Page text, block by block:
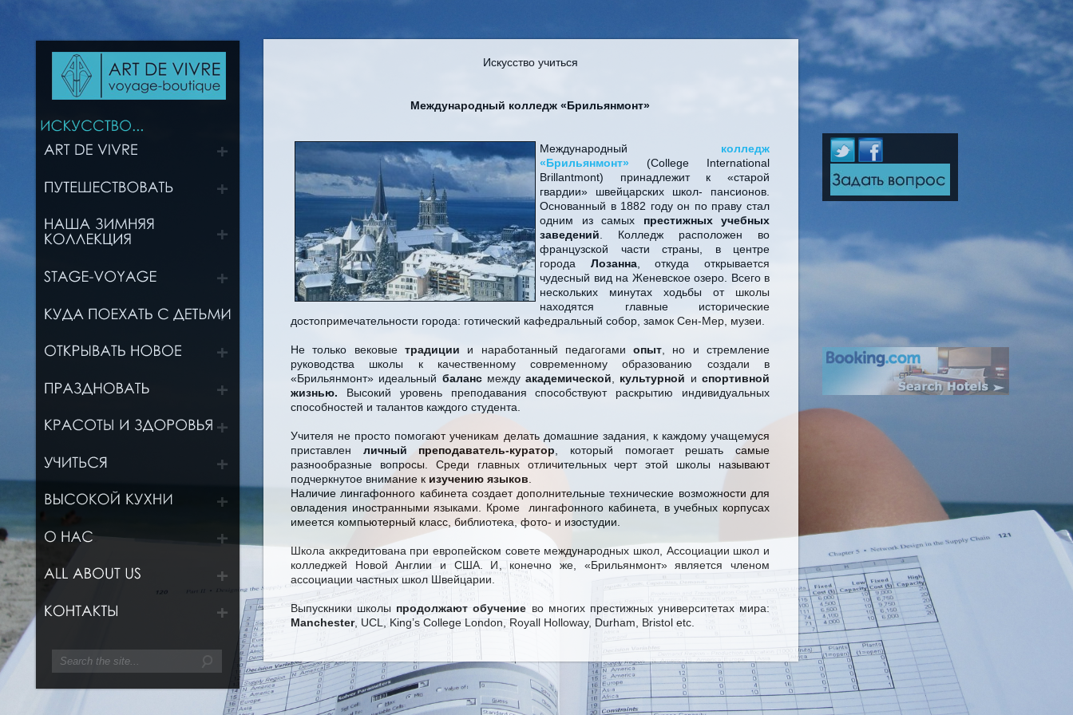
Искусство учиться
Международный колледж «Брильянмонт»
Международный колледж
«Брильянмонт» (College International
Brillantmont) принадлежит к «старой
гвардии» швейцарских школ- пансионов.
Основанный в 1882 году он по праву стал
одним из самых престижных учебных
заведений . Колледж расположен во
французской части страны, в центре
города Лозанна, откуда открывается
чудесный вид на Женевское озеро. Всего в
нескольких минутах ходьбы от школы
находятся главные исторические
достопримечательности города: готический кафедральный собор, замок Сен-Мер, музеи.
Не только вековые традиции и наработанный педагогамиопыт , но и стремление
руководства школы к качественному современному образованию создали в
«Брильянмонт» идеальный баланс междуакадемической культурной испортивной
жизнью. Высокий уровень преподавания способствуют раскрытию индивидуальных
способностей и талантов каждого студента.
Учителя не просто помогают ученикам делать домашние задания, к каждому учащемуся
приставлен личный преподаватель-куратор , который помогает решать самые
разнообразные вопросы. Среди главных отличительных черт этой школы называют
подчеркнутое внимание к изучению языков
Наличие лингафонного кабинета создает дополнительные технические возможности для
овладения иностранными языками. Кроме лингафонного кабинета, в учебных корпусах
имеется компьютерный класс, библиотека, фото- и изостудии.
Школа аккредитована при европейском совете международных школ, Ассоциации школ и
колледжей Новой Англии и США. И, конечно же, «Брильянмонт» является членом
ассоциации частных школ Швейцарии.
Выпускники школы продолжают обучение во многих престижных университетах мира:
Manchester, UCL, King’s College London, Royall Holloway, Durham, Bristol etc.